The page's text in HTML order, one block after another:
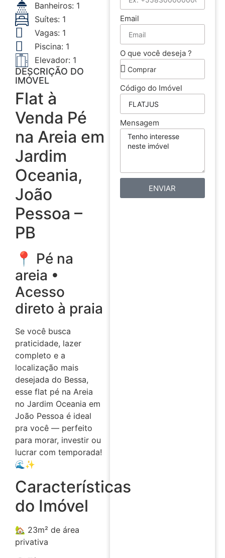
Banheiros: 1
Suítes: 1
Vagas: 1
Piscina: 1
Elevador: 1
DESCRIÇÃO DO
IMÓVEL
Flat à
Venda Pé
na Areia em
Jardim
Oceania,
João
Pessoa –
PB
📍 Pé na
areia •
Acesso
direto à praia
Se você busca
praticidade, lazer
completo e a
localização mais
desejada do Bessa,
esse flat pé na Areia
no Jardim Oceania em
João Pessoa é ideal
pra você — perfeito
para morar, investir ou
lucrar com temporada!
🌊✨
Características
do Imóvel
🏡 23m² de área
privativa
Email
O que você deseja ?
Código do Imóvel
Mensagem
ENVIAR